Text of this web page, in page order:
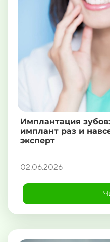
Имплантация
имплант раз и
эксперт
02.06.2026